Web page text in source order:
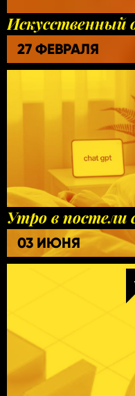
Искусственный
27 ФЕВРАЛЯ
Утро в постели
03 ИЮНЯ